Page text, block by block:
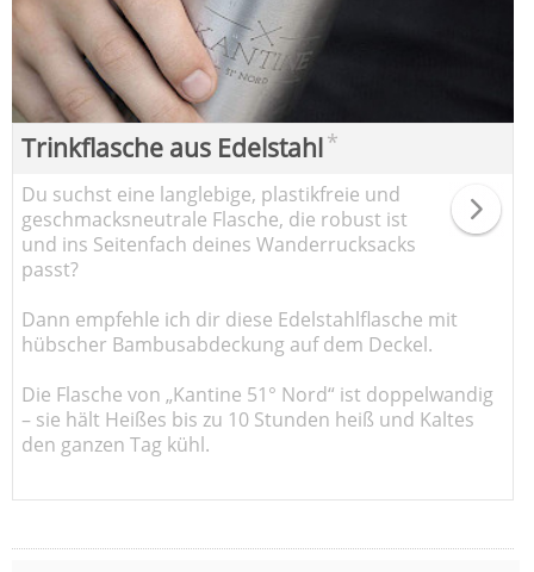
Trinkflasche aus Edelstahl*
Du suchst eine langlebige, plastikfreie und
geschmacksneutrale Flasche, die robust ist
und ins Seitenfach deines Wanderrucksacks
passt?
Dann empfehle ich dir diese Edelstahlflasche mit
hübscher Bambusabdeckung auf dem Deckel.
Die Flasche von „Kantine 51° Nord“ ist doppelwandig
– sie hält Heißes bis zu 10 Stunden heiß und Kaltes
den ganzen Tag kühl.